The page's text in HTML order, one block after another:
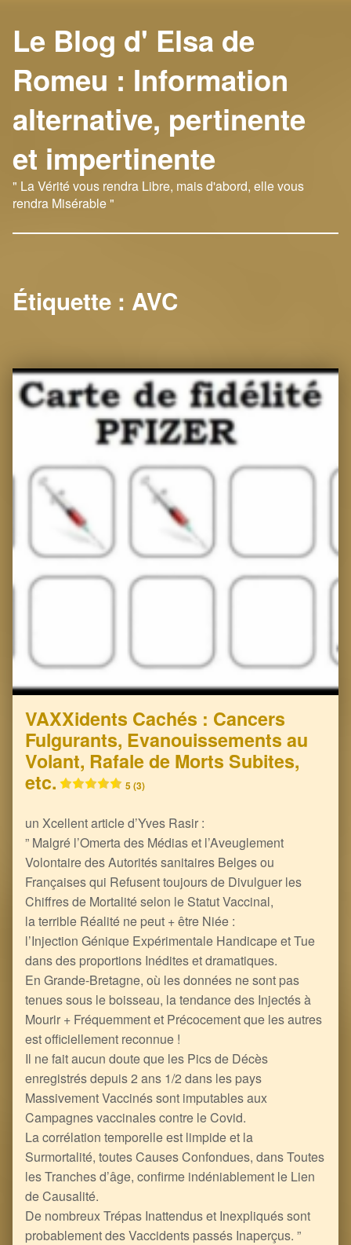
Le Blog d' Elsa de
Romeu : Information
alternative, pertinente
et impertinente
" La Vérité vous rendra Libre, mais d'abord, elle vous
rendra Misérable "
Étiquette : AVC
VAXXidents Cachés : Cancers
Fulgurants, Evanouissements au
Volant, Rafale de Morts Subites,
etc.
5 (3)
un Xcellent article d’Yves Rasir :
” Malgré l’Omerta des Médias et l’Aveuglement
Volontaire des Autorités sanitaires Belges ou
Françaises qui Refusent toujours de Divulguer les
Chiffres de Mortalité selon le Statut Vaccinal,
la terrible Réalité ne peut + être Niée :
l’Injection Génique Expérimentale Handicape et Tue
dans des proportions Inédites et dramatiques.
En Grande-Bretagne, où les données ne sont pas
tenues sous le boisseau, la tendance des Injectés à
Mourir + Fréquemment et Précocement que les autres
est officiellement reconnue !
Il ne fait aucun doute que les Pics de Décès
enregistrés depuis 2 ans 1/2 dans les pays
Massivement Vaccinés sont imputables aux
Campagnes vaccinales contre le Covid.
La corrélation temporelle est limpide et la
Surmortalité, toutes Causes Confondues, dans Toutes
les Tranches d’âge, confirme indéniablement le Lien
de Causalité.
De nombreux Trépas Inattendus et Inexpliqués sont
probablement des Vaccidents passés Inaperçus. ”